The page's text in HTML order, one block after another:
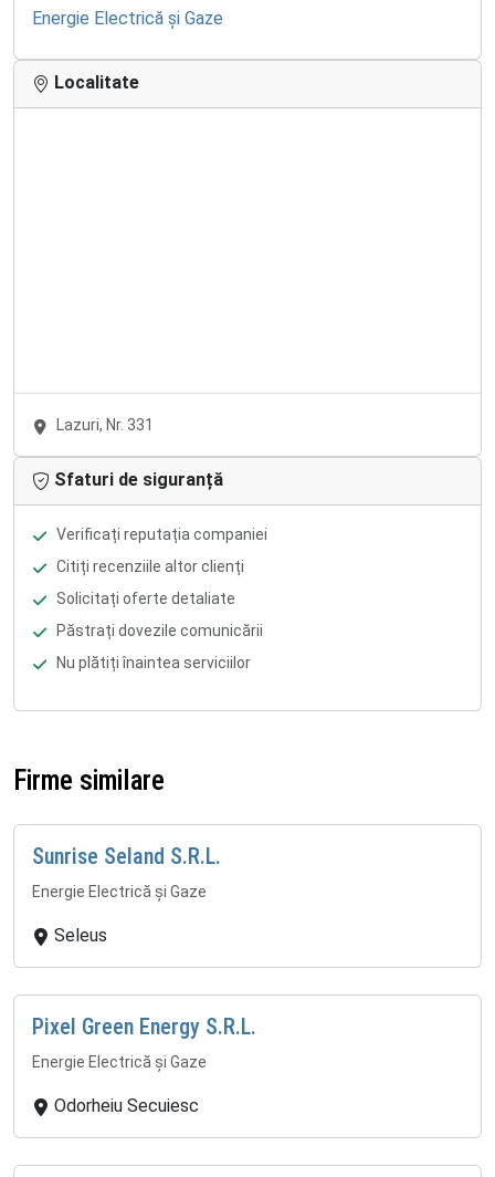
Energie Electrică și Gaze
Localitate
Lazuri, Nr. 331
Sfaturi de siguranță
Verificați reputația companiei
Citiți recenziile altor clienți
Solicitați oferte detaliate
Păstrați dovezile comunicării
Nu plătiți înaintea serviciilor
Firme similare
Sunrise Seland S.R.L.
Energie Electrică și Gaze
Seleus
Pixel Green Energy S.R.L.
Energie Electrică și Gaze
Odorheiu Secuiesc